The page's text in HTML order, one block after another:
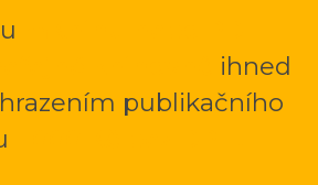
ihned
publikačního